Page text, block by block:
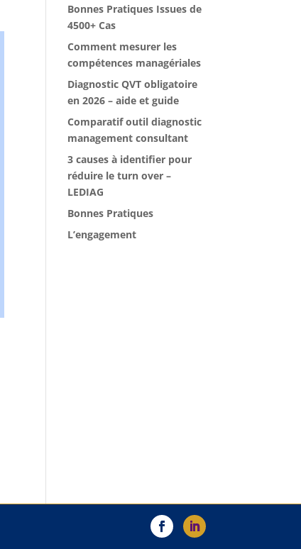
Bonnes Pratiques Issues de
4500+ Cas
Comment mesurer les
compétences managériales
Diagnostic QVT obligatoire
en 2026 – aide et guide
Comparatif outil diagnostic
management consultant
3 causes à identifier pour
réduire le turn over –
LEDIAG
Bonnes Pratiques
L’engagement